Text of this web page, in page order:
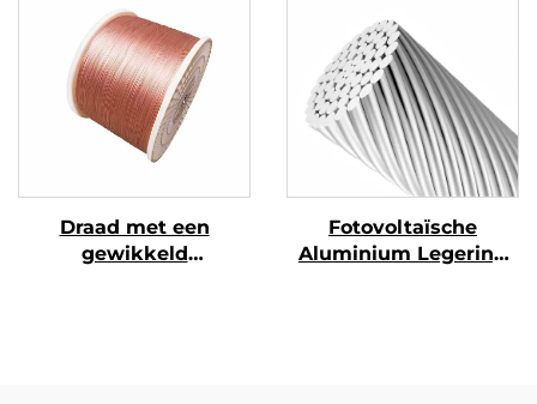
Draad met een
gewikkeld
Fotovoltaïsche
Aluminium Legering